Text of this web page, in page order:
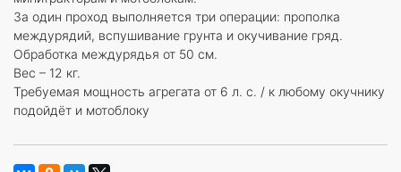
За один проход выполняется три операции: прополка
междурядий, вспушивание грунта и окучивание гряд.
Обработка междурядья от 50 см.
Вес – 12 кг.
Требуемая мощность агрегата от 6 л. с. / к любому окучнику
подойдёт и мотоблоку